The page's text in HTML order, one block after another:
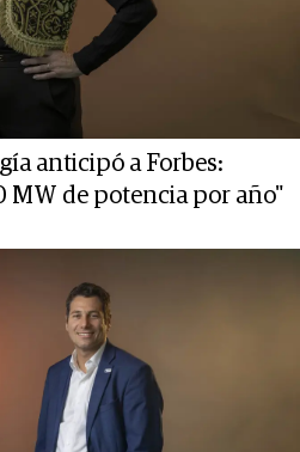
anticipó a Forbes:
MW de potencia por año"